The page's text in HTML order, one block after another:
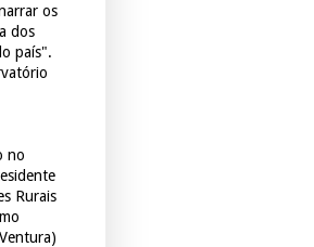
os
dos
país".
no
Rurais